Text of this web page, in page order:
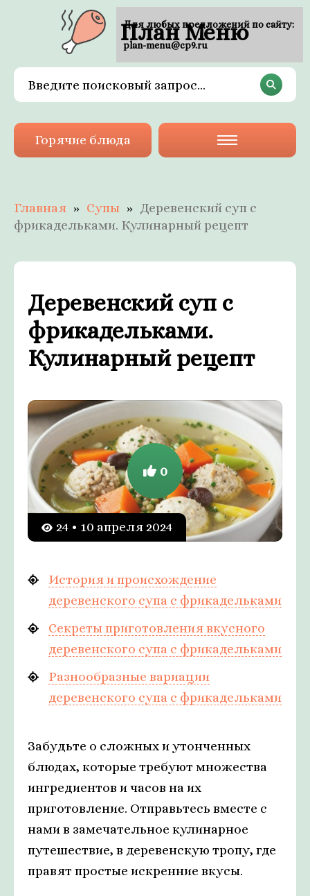
План Меню
Горячие блюда
Главная Супы
Деревенский суп с
фрикадельками. Кулинарный рецепт
Деревенский суп с
фрикадельками.
Кулинарный рецепт
24 • 10 апреля 2024
0
История и происхождение
деревенского супа с фрикадельками
Секреты приготовления вкусного
деревенского супа с фрикадельками
Разнообразные вариации
деревенского супа с фрикадельками
Забудьте о сложных и утонченных
блюдах, которые требуют множества
ингредиентов и часов на их
приготовление. Отправьтесь вместе с
нами в замечательное кулинарное
путешествие, в деревенскую тропу, где
правят простые искренние вкусы.
Для любых предложений по сайту:
plan-menu@cp9.ru